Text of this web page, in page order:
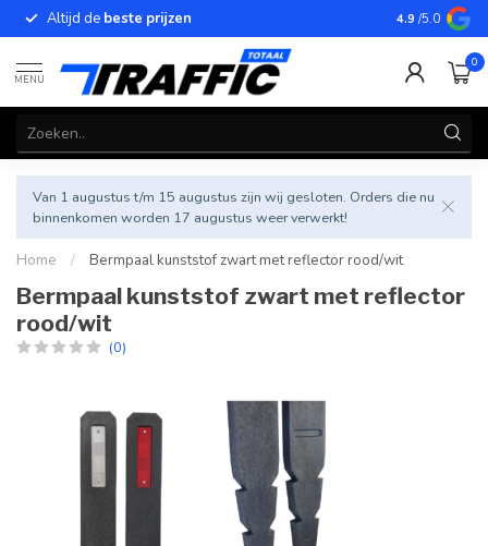
Altijd de beste prijzen Betrouwbare
4.9 /5.0
MENU
0
Van 1 augustus t/m 15 augustus zijn wij gesloten. Orders die nu
binnenkomen worden 17 augustus weer verwerkt!
Home / Bermpaal kunststof zwart met reflector rood/wit
Bermpaal kunststof zwart met reflector
rood/wit
(0)